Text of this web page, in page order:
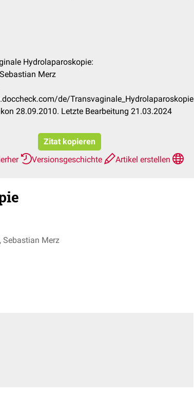
Hydrolaparoskopie:
Merz
de/Transvaginale_Hydrolaparoskopie
28.09.2010. Letzte Bearbeitung 21.03.2024
Zitat kopieren
Versionsgeschichte
Artikel erstellen
Sebastian Merz